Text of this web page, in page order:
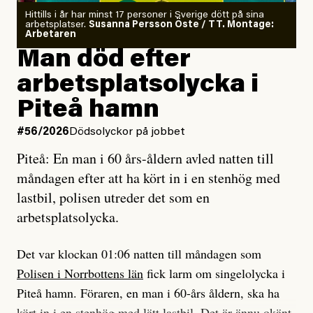
Om läkaren säger vaccinera dig
så säger jag tvärtemot.
Jag lärde mig renovera
enligt uråldrig metod
och lade min sista ungdom
på att laga en gammal bod.
Jag sökte ljuset och meningen,
efter det som var rent, rätt och sant,
och aldrig såg jag det klarare än
när jag ombord på bussen hjälpte en tant.
#23/2026Intervjun
Jesper Lundby: ”Livet i sig
är ganska politiskt”
Hittills i år har minst 17 personer i Sverige dött på sina
arbetsplatser. Susanna Persson Öste / TT. Montage:
Arbetaren
Man död efter
arbetsplatsolycka i
Piteå hamn
#56/2026 Dödsolyckor på jobbet
Piteå: En man i 60 års-åldern avled natten till
måndagen efter att ha kört in i en stenhög med
lastbil, polisen utreder det som en
arbetsplatsolycka.
Det var klockan 01:06 natten till måndagen som
Polisen i Norrbottens län fick larm om singelolycka i
Piteå hamn. Föraren, en man i 60-års åldern, ska ha